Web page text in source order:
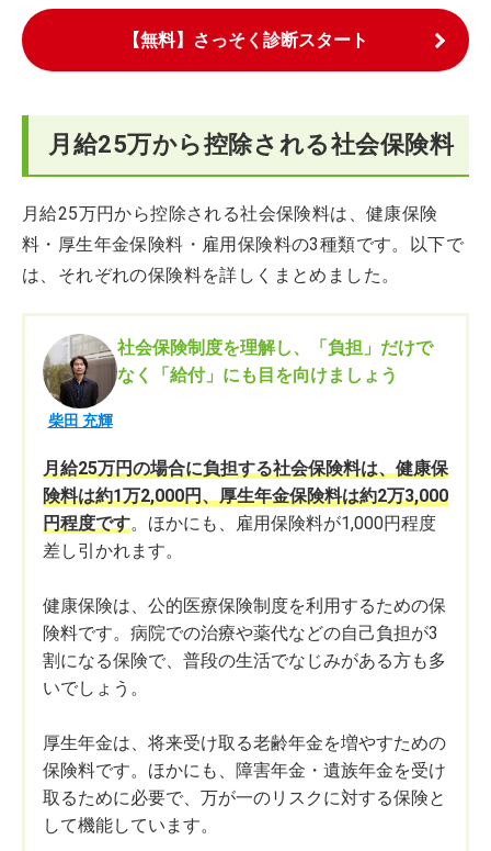
【無料】さっそく診断スタート
月給25万から控除される社会保険料
月給25万円から控除される社会保険料は、健康保険
料・厚生年金保険料・雇用保険料の3種類です。以下で
は、それぞれの保険料を詳しくまとめました。
柴田 充輝
社会保険制度を理解し、「負担」だけで
なく「給付」にも目を向けましょう
月給25万円の場合に負担する社会保険料は、健康保
険料は約1万2,000円、厚生年金保険料は約2万3,000
円程度です。ほかにも、雇用保険料が1,000円程度
差し引かれます。
健康保険は、公的医療保険制度を利用するための保
険料です。病院での治療や薬代などの自己負担が3
割になる保険で、普段の生活でなじみがある方も多
いでしょう。
厚生年金は、将来受け取る老齢年金を増やすための
保険料です。ほかにも、障害年金・遺族年金を受け
取るために必要で、万が一のリスクに対する保険と
して機能しています。